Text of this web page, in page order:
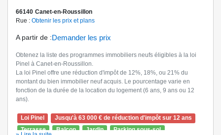
66140 Canet-en-Roussillon
Rue : Obtenir les prix et plans
A partir de :Demander les prix
Obtenez la liste des programmes immobiliers neufs éligibles à la loi
Pinel à Canet-en-Roussillon.
La loi Pinel offre une réduction d'impôt de 12%, 18%, ou 21% du
montant du bien immobilier neuf acquis. Le pourcentage varie en
fonction de la durée de la location du logement (6 ans, 9 ans ou 12
ans).
Loi Pinel
Jusqu'à 63 000 € de réduction d'impôt sur 12 ans
Terrasse
Balcon Jardin
Parking sous-sol